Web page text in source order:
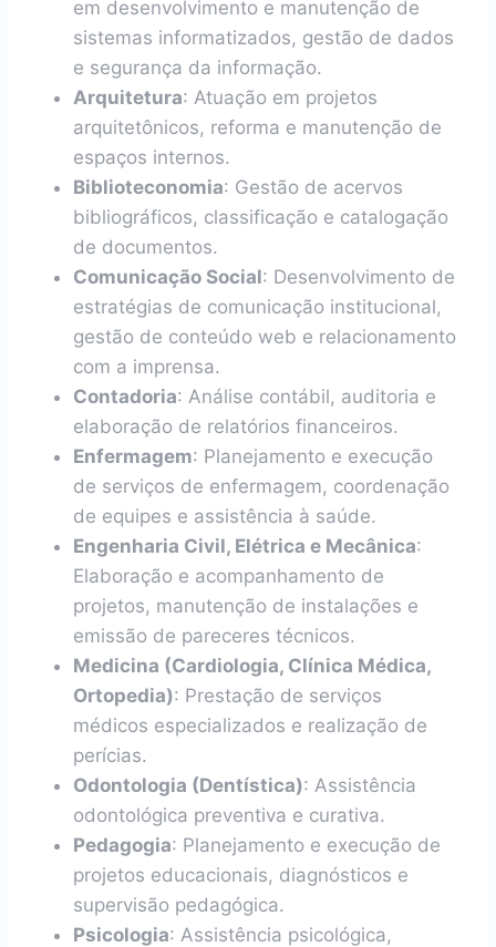
em desenvolvimento e manutenção de
sistemas informatizados, gestão de dados
e segurança da informação.
Arquitetura: Atuação em projetos
arquitetônicos, reforma e manutenção de
espaços internos.
Biblioteconomia: Gestão de acervos
bibliográficos, classificação e catalogação
de documentos.
Comunicação Social: Desenvolvimento de
estratégias de comunicação institucional,
gestão de conteúdo web e relacionamento
com a imprensa.
Contadoria: Análise contábil, auditoria e
elaboração de relatórios financeiros.
Enfermagem: Planejamento e execução
de serviços de enfermagem, coordenação
de equipes e assistência à saúde.
Engenharia Civil, Elétrica e Mecânica:
Elaboração e acompanhamento de
projetos, manutenção de instalações e
emissão de pareceres técnicos.
Medicina (Cardiologia, Clínica Médica,
Ortopedia): Prestação de serviços
médicos especializados e realização de
perícias.
Odontologia (Dentística): Assistência
odontológica preventiva e curativa.
Pedagogia: Planejamento e execução de
projetos educacionais, diagnósticos e
supervisão pedagógica.
Psicologia: Assistência psicológica,